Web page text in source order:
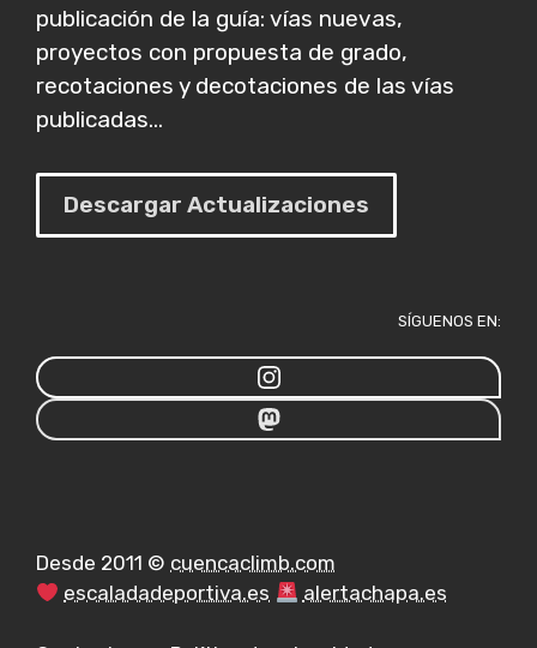
publicación de la guía: vías nuevas,
proyectos con propuesta de grado,
recotaciones y decotaciones de las vías
publicadas...
Descargar Actualizaciones
SÍGUENOS EN:
Desde 2011 © cuencaclimb.com
escaladadeportiva.es
alertachapa.es